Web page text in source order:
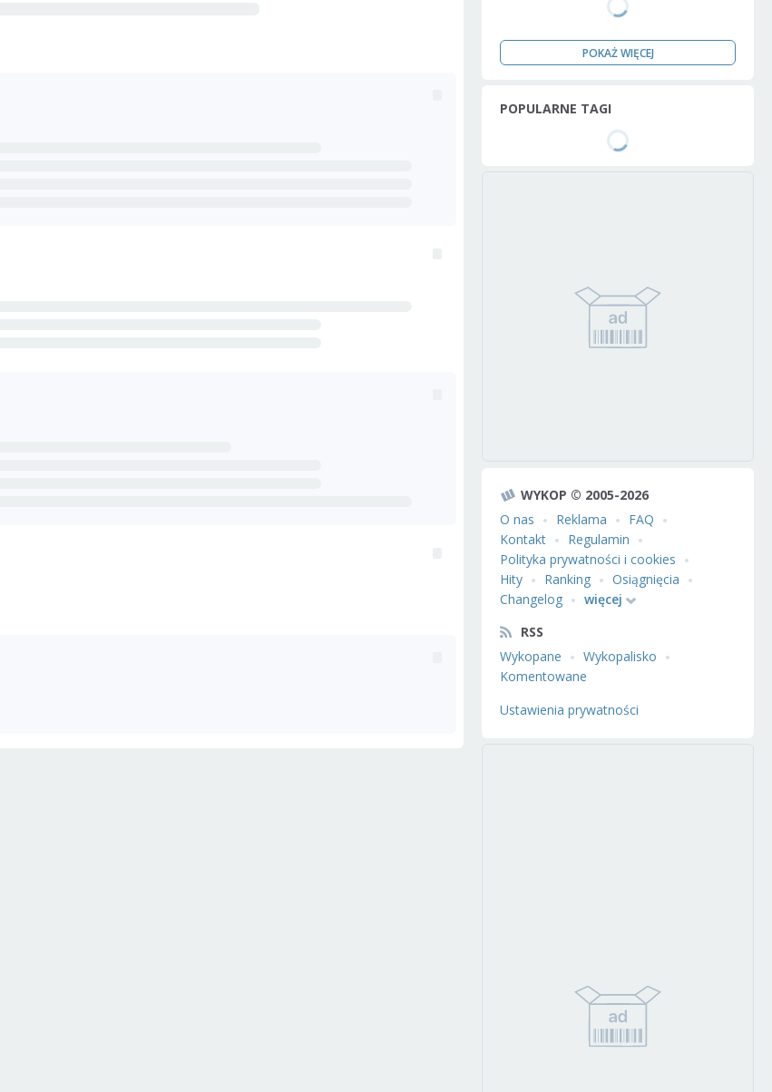
POKAŻ WIĘCEJ
POPULARNE TAGI
WYKOP © 2005-2026
O nas
Reklama
FAQ
Kontakt
Regulamin
Polityka prywatności i cookies
Hity
Ranking
Osiągnięcia
Changelog
więcej
RSS
Wykopane
Wykopalisko
Komentowane
Ustawienia prywatności